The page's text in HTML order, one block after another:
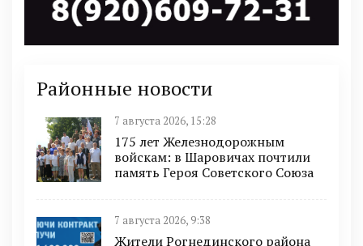
Районные новости
7 августа 2026, 15:28
175 лет Железнодорожным
войскам: в Шаровичах почтили
память Героя Советского Союза
7 августа 2026, 9:38
Жители Рогнединского района